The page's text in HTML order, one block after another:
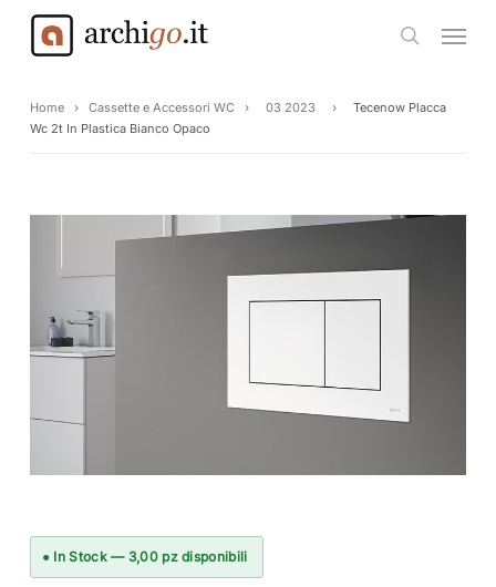
content
search
Home › Cassette e Accessori WC › 03 2023 ›
Tecenow Placca
Wc 2t In Plastica Bianco Opaco
● In Stock — 3,00 pz disponibili